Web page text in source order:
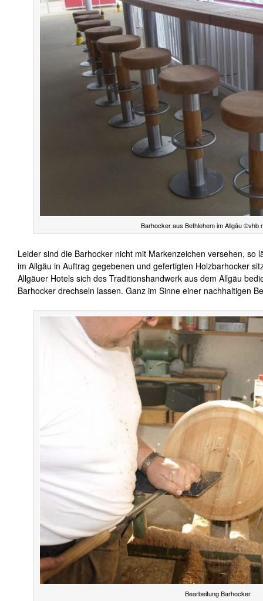
Barhocker aus Bethlehem im Allgäu ©vhb
Leider sind die Barhocker nicht mit Markenzeichen versehen, so
im Allgäu in Auftrag gegebenen und gefertigten Holzbarhocker
Allgäuer Hotels sich des Traditionshandwerk aus dem Allgäu
Barhocker drechseln lassen. Ganz im Sinne einer nachhaltigen
Bearbeitung Barhocker